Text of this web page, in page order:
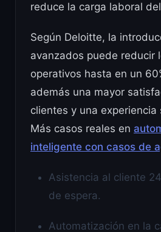
reduce la carga laboral
Según Deloitte, la
avanzados puede reducir
operativos hasta en un
además una mayor
clientes y una experiencia
Más casos reales en
inteligente con casos de
Asistencia al cliente
de espera.
Automatización en la